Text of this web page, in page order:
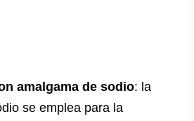
amalgama de sodio: la
se emplea para la